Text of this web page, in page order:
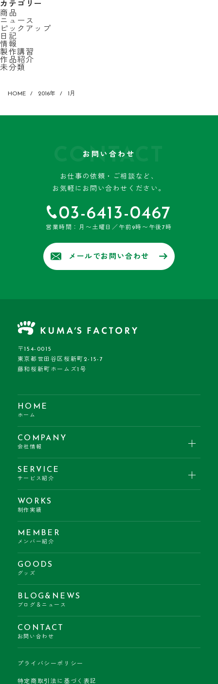
カテゴリー
商品
ニュース
ピックアップ
日記
情報
製作講習
作品紹介
未分類
HOME 2016年 1月
CONTACT
お問い合わせ
お仕事の依頼・ご相談など、
お気軽にお問い合わせください。
03-6413-0467
営業時間：月〜土曜日／午前9時〜午後7時
メールでお問い合わせ
〒154-0015
東京都世田谷区桜新町2-15-7
藤和桜新町ホームズ1号
HOME
ホーム
COMPANY
会社情報
SERVICE
サービス紹介
WORKS
制作実績
MEMBER
メンバー紹介
GOODS
グッズ
BLOG&NEWS
ブログ＆ニュース
CONTACT
お問い合わせ
プライバシーポリシー
特定商取引法に基づく表記